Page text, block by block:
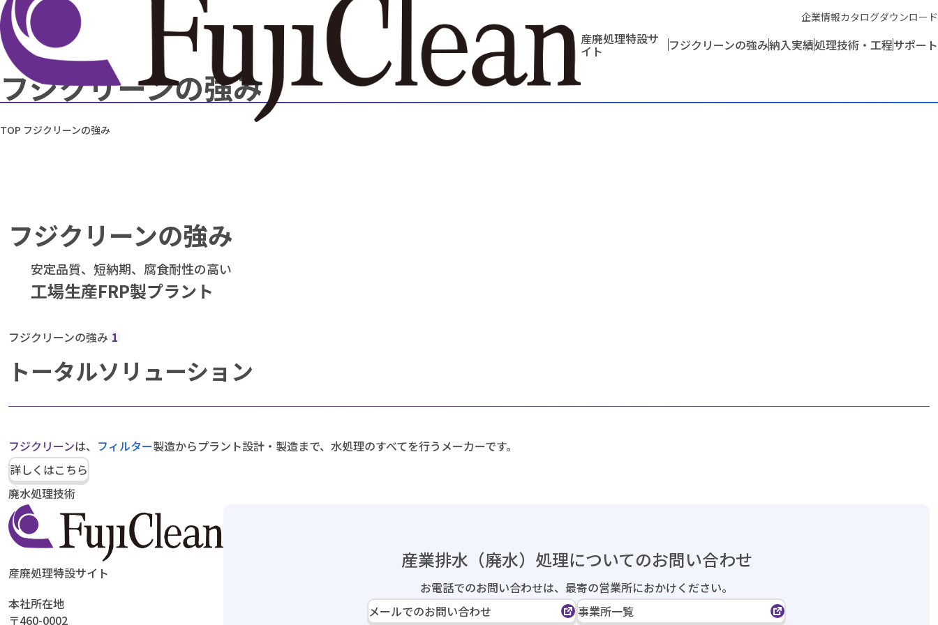
企業情報カタログダウンロード
産廃処理特設サ
イト フジクリーンの強み納入実績処理技術・工程サポート
フジクリーンの強み
TOP フジクリーンの強み
フジクリーンの強み
安定品質、短納期、腐食耐性の高い
工場生産FRP製プラント
フジクリーンの強み 1
トータルソリューション
フジクリーンは、 フィルター製造からプラント設計・製造まで、水処理のすべてを行うメーカーです。
詳しくはこちら
廃水処理技術
産廃処理特設サイト
本社所在地
〒460-0002
産業排水（廃水）処理についてのお問い合わせ
お電話でのお問い合わせは、 最寄の営業所におかけください。
メールでのお問い合わせ
事業所一覧